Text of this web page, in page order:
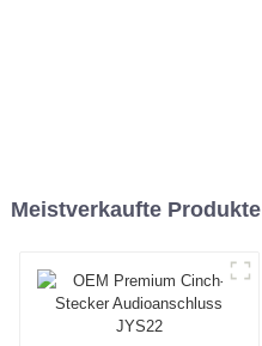
Meistverkaufte Produkte